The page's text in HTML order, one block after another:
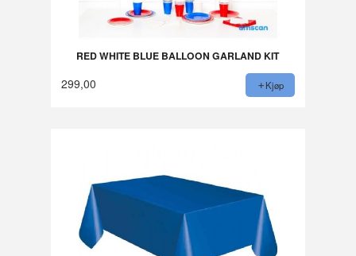
RED WHITE BLUE BALLOON GARLAND KIT
299,00 Kjøp